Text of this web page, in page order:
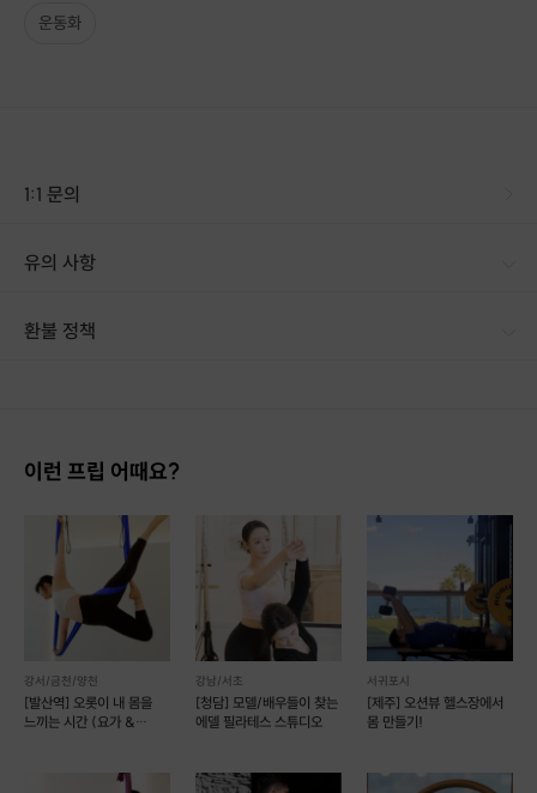
운동화
1:1 문의
유의 사항
환불 정책
이런 프립 어때요?
강서/금천/양천
[발산역] 오롯이 내 몸을
느끼는 시간 (요가 &
강남/서초
[청담] 모델/배우들이 찾는
에델 필라테스 스튜디오
서귀포시
[제주] 오션뷰 헬스장에서
몸 만들기!